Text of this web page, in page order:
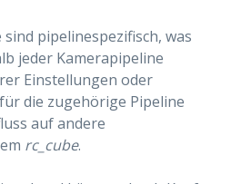
pipelinespezifisch, was
jeder Kamerapipeline
Einstellungen oder
die zugehörige Pipeline
auf andere
rc_cube.